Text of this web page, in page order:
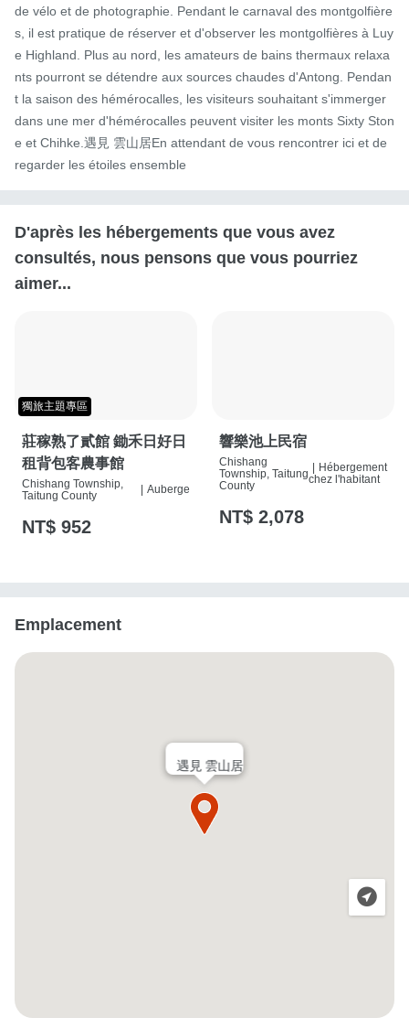
de vélo et de photographie. Pendant le carnaval des montgolfière
s, il est pratique de réserver et d'observer les montgolfières à Luy
e Highland. Plus au nord, les amateurs de bains thermaux relaxa
nts pourront se détendre aux sources chaudes d'Antong. Pendan
t la saison des hémérocalles, les visiteurs souhaitant s'immerger
dans une mer d'hémérocalles peuvent visiter les monts Sixty Ston
e et Chihke.遇見 雲山居En attendant de vous rencontrer ici et de
regarder les étoiles ensemble
D'après les hébergements que vous avez
consultés, nous pensons que vous pourriez
aimer...
獨旅主題專區
莊稼熟了貳館 鋤禾日好日
租背包客農事館
Chishang Township,
Taitung County
Auberge
NT$ 952
響樂池上民宿
Chishang
Township, Taitung
County
Hébergement
chez l'habitant
NT$ 2,078
Emplacement
遇見 雲山居